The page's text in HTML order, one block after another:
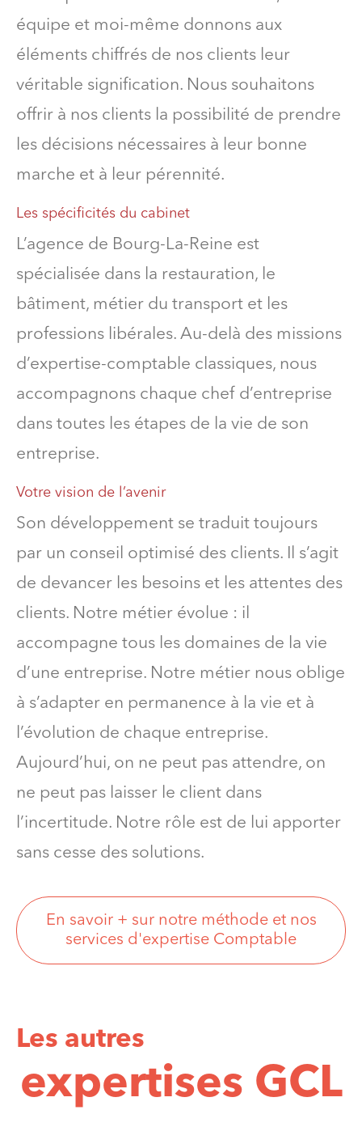
équipe et moi-même donnons aux
éléments chiffrés de nos clients leur
véritable signification. Nous souhaitons
offrir à nos clients la possibilité de prendre
les décisions nécessaires à leur bonne
marche et à leur pérennité.
Les spécificités du cabinet
L’agence de Bourg-La-Reine est
spécialisée dans la restauration, le
bâtiment, métier du transport et les
professions libérales. Au-delà des missions
d’expertise-comptable classiques, nous
accompagnons chaque chef d’entreprise
dans toutes les étapes de la vie de son
entreprise.
Votre vision de l’avenir
Son développement se traduit toujours
par un conseil optimisé des clients. Il s’agit
de devancer les besoins et les attentes des
clients. Notre métier évolue : il
accompagne tous les domaines de la vie
d’une entreprise. Notre métier nous oblige
à s’adapter en permanence à la vie et à
l’évolution de chaque entreprise.
Aujourd’hui, on ne peut pas attendre, on
ne peut pas laisser le client dans
l’incertitude. Notre rôle est de lui apporter
sans cesse des solutions.
En savoir + sur notre méthode et nos
services d'expertise Comptable
Les autres
expertises GCL